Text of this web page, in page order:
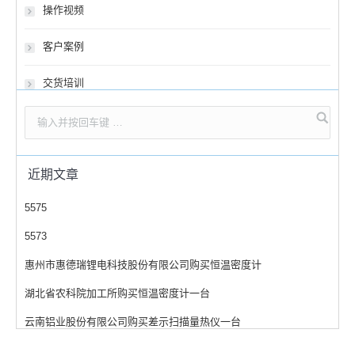
操作视频
客户案例
交货培训
近期文章
5575
5573
惠州市惠德瑞锂电科技股份有限公司购买恒温密度计
湖北省农科院加工所购买恒温密度计一台
云南铝业股份有限公司购买差示扫描量热仪一台